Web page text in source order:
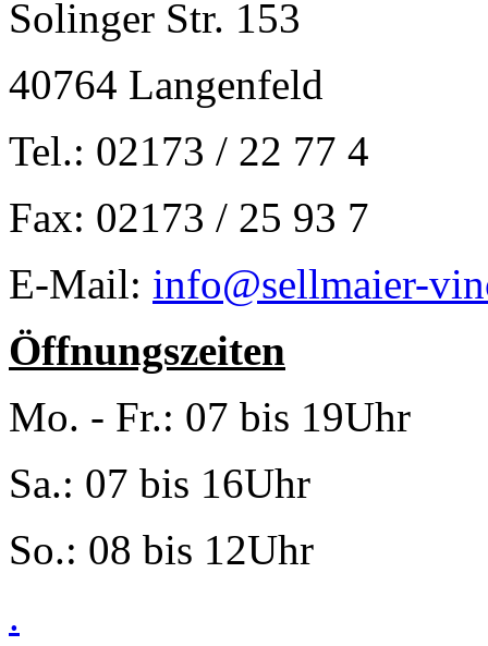
Solinger Str. 153
40764 Langenfeld
Tel.: 02173 / 22 77 4
Fax: 02173 / 25 93 7
E-Mail: info@sellmaier-
Öffnungszeiten
Mo. - Fr.: 07 bis 19Uhr
Sa.: 07 bis 16Uhr
So.: 08 bis 12Uhr
.